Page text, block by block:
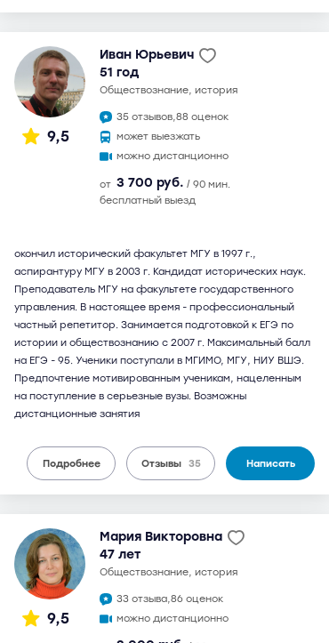
9,5
Иван Юрьевич
51 год
обществознание, история
35 отзывов,88 оценок
может выезжать
можно дистанционно
от 3 700 руб. / 90 мин.
бесплатный выезд
окончил исторический факультет МГУ в 1997 г.,
аспирантуру МГУ в 2003 г. Кандидат исторических наук.
Преподаватель МГУ на факультете государственного
управления. В настоящее время - профессиональный
частный репетитор. Занимается подготовкой к ЕГЭ по
истории и обществознанию с 2007 г. Максимальный балл
на ЕГЭ - 95. Ученики поступали в МГИМО, МГУ, НИУ ВШЭ.
Предпочтение мотивированным ученикам, нацеленным
на поступление в серьезные вузы. Возможны
дистанционные занятия
Подробнее Отзывы 35 Написать
9,5
Мария Викторовна
47 лет
обществознание, история
33 отзыва,86 оценок
можно дистанционно